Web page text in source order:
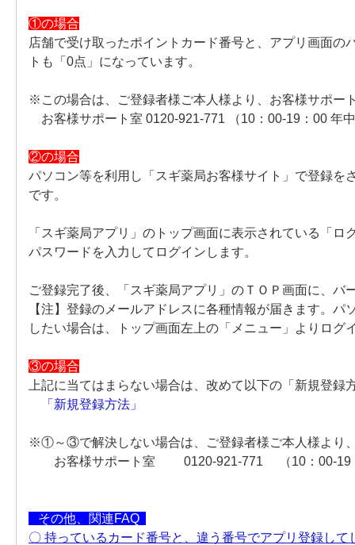
①の場合
店舗で受け取ったポイントカード番号と、アプリ画面
トも「0点」になっています。
※この場合は、ご登録者様ご本人様より、お客様サポー
お客様サポート室 0120-921-771 （10：00-19：00 年
②の場合
パソコン等を利用し「スギ薬局お客様サイト」で登録
です。
「スギ薬局アプリ」のトップ画面に表示されている「
パスワードを入力してログインします。
ご登録完了後、「スギ薬局アプリ」のＴＯＰ画面に、
【注】登録のメールアドレスに各種情報が届きます。
したい場合は、トップ画面左上の「メニュー」よりロ
③の場合
上記に当てはまらない場合は、改めて以下の「新規登
「新規登録方法」
※①～③で解決しない場合は、ご登録者様ご本人様より
お客様サポート室 0120-921-771 （10：00-19：
その他、関連FAQ
〇 持っているカード番号と、違う番号でアプリ登録して